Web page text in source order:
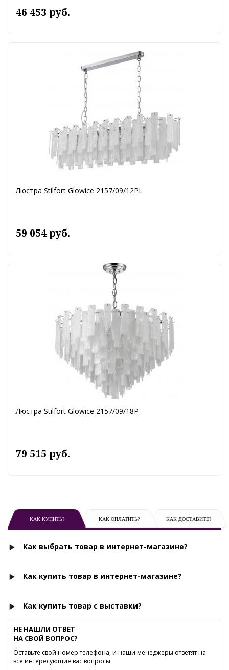
46 453 руб.
Люстра Stilfort Glowice 2157/09/12PL
59 054 руб.
Люстра Stilfort Glowice 2157/09/18P
79 515 руб.
КАК КУПИТЬ? КАК ОПЛАТИТЬ? КАК ДОСТАВИТЕ?
Как выбрать товар в интернет-магазине?
Как купить товар в интернет-магазине?
Как купить товар с выставки?
НЕ НАШЛИ ОТВЕТ
НА СВОЙ ВОПРОС?
Оставьте свой номер телефона, и наши менеджеры ответят на
все интересующие вас вопросы